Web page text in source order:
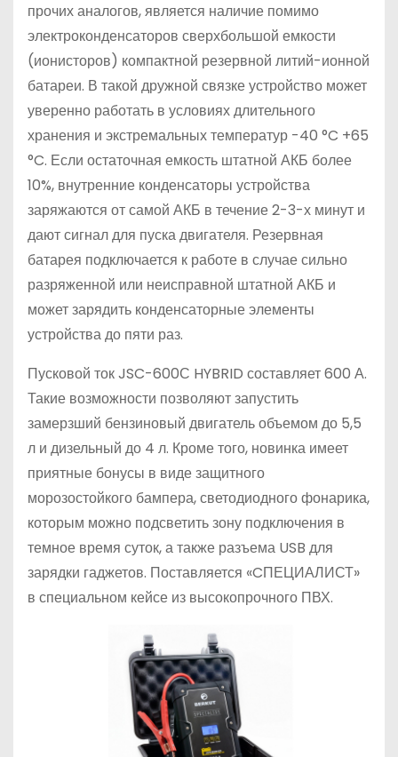
прочих аналогов, является наличие помимо
электроконденсаторов сверхбольшой емкости
(ионисторов) компактной резервной литий-ионной
батареи. В такой дружной связке устройство может
уверенно работать в условиях длительного
хранения и экстремальных температур -40 °C +65
°C. Если остаточная емкость штатной АКБ более
10%, внутренние конденсаторы устройства
заряжаются от самой АКБ в течение 2-3-х минут и
дают сигнал для пуска двигателя. Резервная
батарея подключается к работе в случае сильно
разряженной или неисправной штатной АКБ и
может зарядить конденсаторные элементы
устройства до пяти раз.
Пусковой ток JSC-600С HYBRID составляет 600 А.
Такие возможности позволяют запустить
замерзший бензиновый двигатель объемом до 5,5
л и дизельный до 4 л. Кроме того, новинка имеет
приятные бонусы в виде защитного
морозостойкого бампера, светодиодного фонарика,
которым можно подсветить зону подключения в
темное время суток, а также разъема USB для
зарядки гаджетов. Поставляется «CПЕЦИАЛИСТ»
в специальном кейсе из высокопрочного ПВХ.